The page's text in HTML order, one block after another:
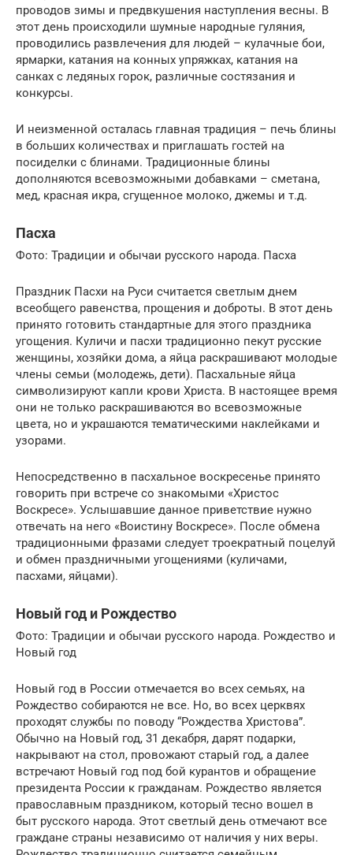
проводов зимы и предвкушения наступления весны. В
этот день происходили шумные народные гуляния,
проводились развлечения для людей – кулачные бои,
ярмарки, катания на конных упряжках, катания на
санках с ледяных горок, различные состязания и
конкурсы.
И неизменной осталась главная традиция – печь блины
в больших количествах и приглашать гостей на
посиделки с блинами. Традиционные блины
дополняются всевозможными добавками – сметана,
мед, красная икра, сгущенное молоко, джемы и т.д.
Пасха
Фото: Традиции и обычаи русского народа. Пасха
Праздник Пасхи на Руси считается светлым днем
всеобщего равенства, прощения и доброты. В этот день
принято готовить стандартные для этого праздника
угощения. Куличи и пасхи традиционно пекут русские
женщины, хозяйки дома, а яйца раскрашивают молодые
члены семьи (молодежь, дети). Пасхальные яйца
символизируют капли крови Христа. В настоящее время
они не только раскрашиваются во всевозможные
цвета, но и украшаются тематическими наклейками и
узорами.
Непосредственно в пасхальное воскресенье принято
говорить при встрече со знакомыми «Христос
Воскресе». Услышавшие данное приветствие нужно
отвечать на него «Воистину Воскресе». После обмена
традиционными фразами следует троекратный поцелуй
и обмен праздничными угощениями (куличами,
пасхами, яйцами).
Новый год и Рождество
Фото: Традиции и обычаи русского народа. Рождество и
Новый год
Новый год в России отмечается во всех семьях, на
Рождество собираются не все. Но, во всех церквях
проходят службы по поводу “Рождества Христова”.
Обычно на Новый год, 31 декабря, дарят подарки,
накрывают на стол, провожают старый год, а далее
встречают Новый год под бой курантов и обращение
президента России к гражданам. Рождество является
православным праздником, который тесно вошел в
быт русского народа. Этот светлый день отмечают все
граждане страны независимо от наличия у них веры.